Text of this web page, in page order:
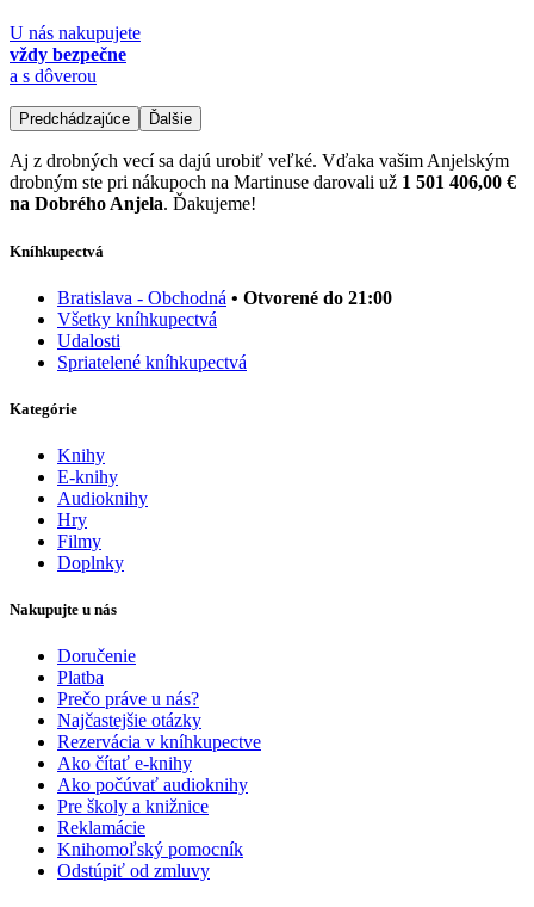
U nás nakupujete
vždy bezpečne
a s dôverou
Predchádzajúce Ďalšie
Aj z drobných vecí sa dajú urobiť veľké. Vďaka vašim Anjelským
drobným ste pri nákupoch na Martinuse darovali už 1 501 406,00 €
na Dobrého Anjela. Ďakujeme!
Kníhkupectvá
Bratislava - Obchodná • Otvorené do 21:00
Všetky kníhkupectvá
Udalosti
Spriatelené kníhkupectvá
Kategórie
Knihy
E-knihy
Audioknihy
Hry
Filmy
Doplnky
Nakupujte u nás
Doručenie
Platba
Prečo práve u nás?
Najčastejšie otázky
Rezervácia v kníhkupectve
Ako čítať e-knihy
Ako počúvať audioknihy
Pre školy a knižnice
Reklamácie
Knihomoľský pomocník
Odstúpiť od zmluvy